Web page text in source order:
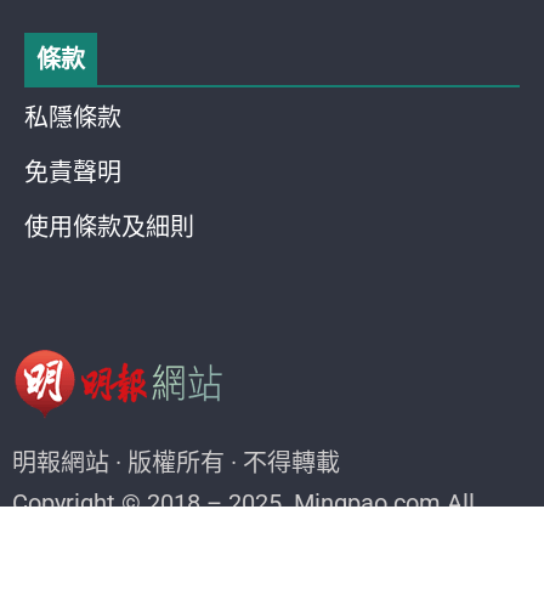
條款
私隱條款
免責聲明
使用條款及細則
明報網站 · 版權所有 · 不得轉載
Copyright © 2018 – 2025. Mingpao.com All